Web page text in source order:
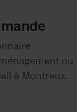
ou
à Montreux.